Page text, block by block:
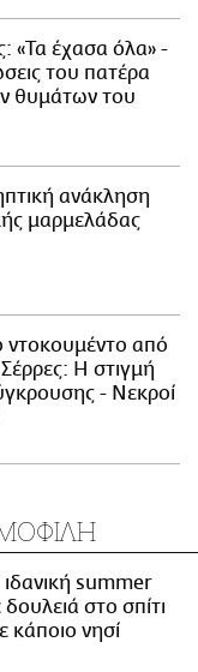
«Τα έχασα όλα» -
του πατέρα
θυμάτων του
ανάκληση
μαρμελάδας
ντοκουμέντο από
Η στιγμή
- Νεκροί
summer
στο σπίτι
κάποιο νησί